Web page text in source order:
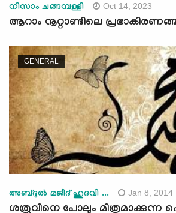
നിസാം ചങ്ങമ്പള്ളി Oct 14, 2023
ആറാം നൂറ്റാണ്ടിലെ
GENERAL
അബ്ദുല്‍ മജീദ് ഹുദവി ... Jan 8, 2014
ശത്രുവിനെ പോലും മിത്രമാക്കുന്ന